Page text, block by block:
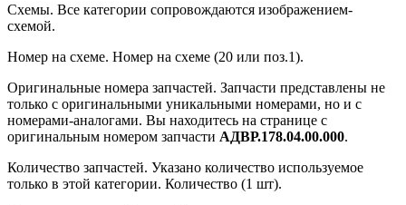
Схемы. Все категории сопровождаются изображением-
схемой.
Номер на схеме. Номер на схеме (20 или поз.1).
Оригинальные номера запчастей. Запчасти представлены не
только с оригинальными уникальными номерами, но и с
номерами-аналогами. Вы находитесь на странице с
оригинальным номером запчасти АДВР.178.04.00.000.
Количество запчастей. Указано количество используемое
только в этой категории. Количество (1 шт).